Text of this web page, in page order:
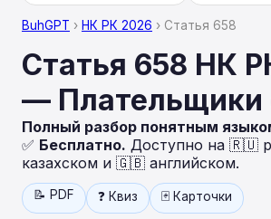
BuhGPT › НК РК 2026 › Статья 658
Статья 658 НК
— Плательщики
Полный разбор понятным
✅ Бесплатно. Доступно на 🇷🇺
казахском и 🇬🇧 английском.
📝 PDF ❓ Квиз 🃏 Карточки